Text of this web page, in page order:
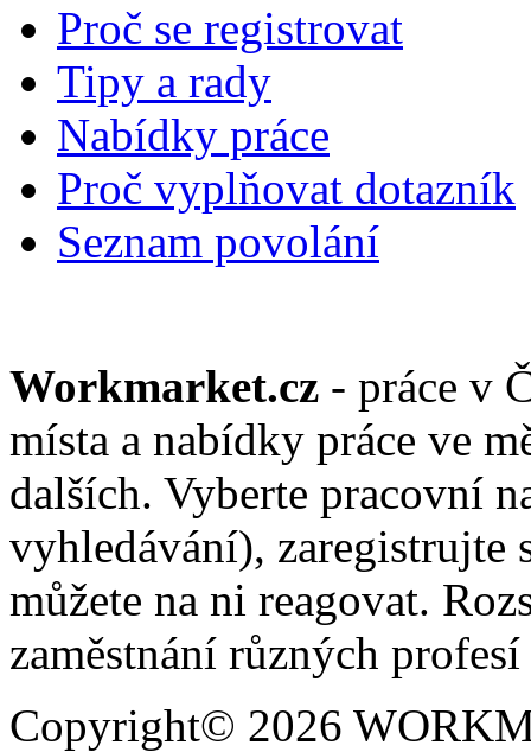
Proč se registrovat
Tipy a rady
Nabídky práce
Proč vyplňovat dotazník
Seznam povolání
Workmarket.cz - práce v
místa a nabídky práce ve
dalších. Vyberte pracovní
vyhledávání), zaregistrujte
můžete na ni reagovat.
zaměstnání různých
Copyright© 2026